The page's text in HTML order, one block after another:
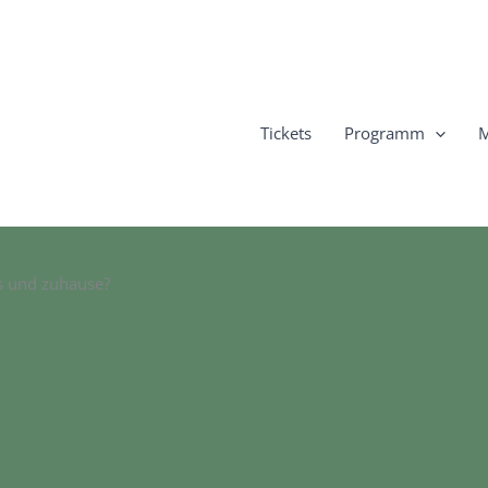
Tickets Programm
und zuhause?